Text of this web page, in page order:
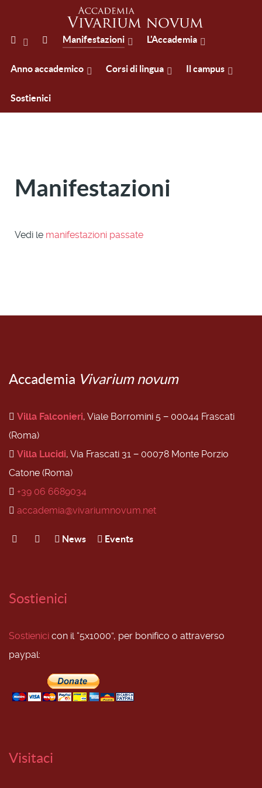
Manifestazioni L'Accademia
Anno accademico Corsi di lingua Il campus
Sostienici
Manifestazioni
Vedi le manifestazioni passate
Accademia Vivarium novum
Villa Falconieri, Viale Borromini 5 − 00044 Frascati
(Roma)
Villa Lucidi, Via Frascati 31 − 00078 Monte Porzio
Catone (Roma)
+39 06 6689034
accademia@vivariumnovum.net
News Events
Sostienici
Sostienici con il “5x1000”, per bonifico o attraverso
paypal:
Visitaci